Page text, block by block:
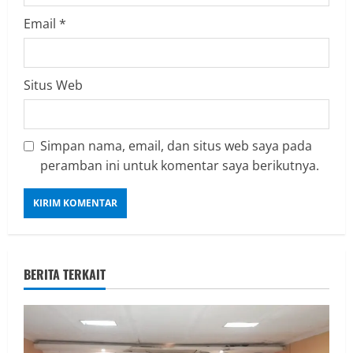
Email *
Situs Web
Simpan nama, email, dan situs web saya pada
peramban ini untuk komentar saya berikutnya.
BERITA TERKAIT